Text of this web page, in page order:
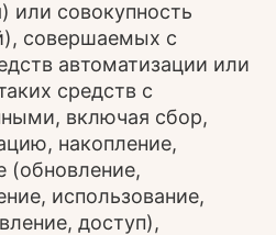
или совокупность
совершаемых с
автоматизации или
средств с
включая сбор,
накопление,
(обновление,
использование,
доступ),